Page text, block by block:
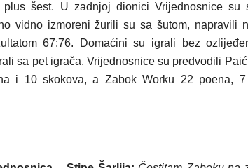
plus šest. U zadnjoj dionici Vrijednosnice su
vidno izmoreni žurili su sa šutom, napravili
67:76. Domaćini su igrali bez
sa pet igrača. Vrijednosnice su predvodili
i 10 skokova, a Zabok Worku 22 poena, 7